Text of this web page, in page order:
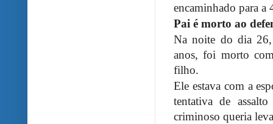
encaminhado para a
Pai é morto ao
Na noite do dia
anos, foi morto
filho.
Ele estava com a
tentativa de
criminoso queria